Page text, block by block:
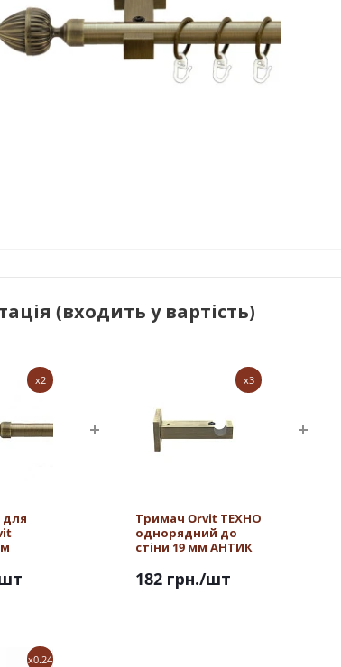
(входить у вартість)
x2
для
x3
Тримач Orvit ТЕХНО
однорядний до
стіни 19 мм АНТИК
182 грн./шт
x0.24